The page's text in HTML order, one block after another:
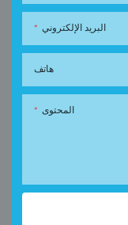
البريد الإلكتروني
هاتف
المحتوى